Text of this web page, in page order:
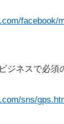
facebook/
ジネスで必須
sns/